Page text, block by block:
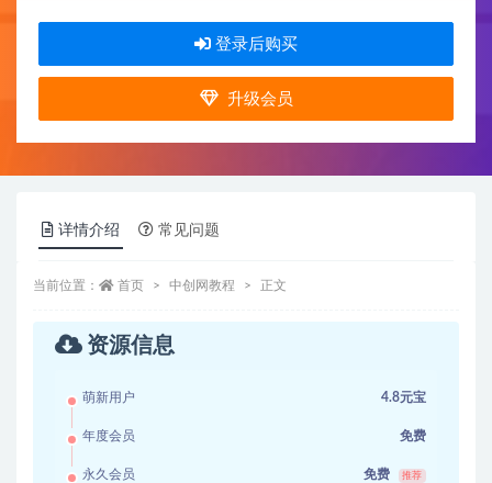
登录后购买
升级会员
详情介绍 常见问题
当前位置： 首页 中创网教程 正文
资源信息
萌新用户 4.8元宝
年度会员 免费
永久会员 免费 推荐